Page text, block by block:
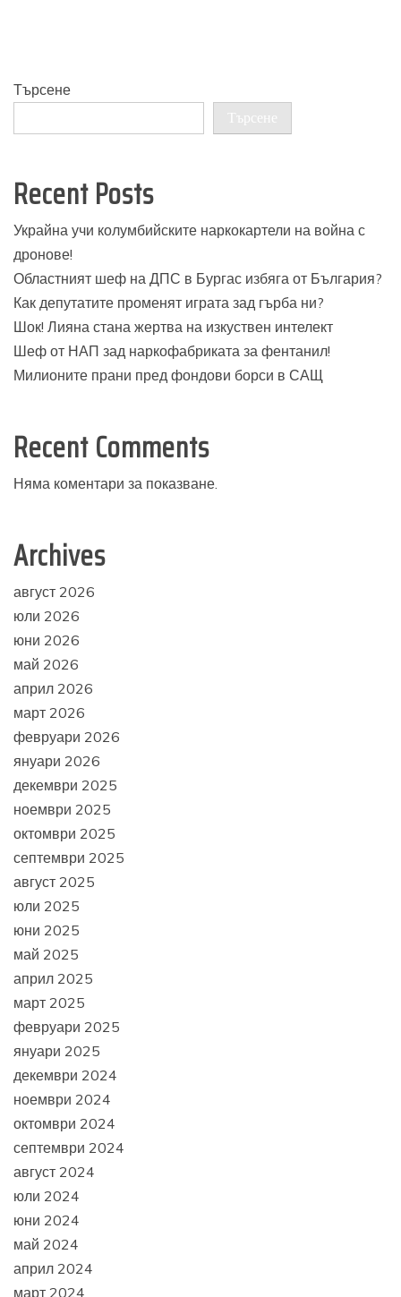
Търсене
Търсене
Recent Posts
Украйна учи колумбийските наркокартели на война с
дронове!
Областният шеф на ДПС в Бургас избяга от България?
Как депутатите променят играта зад гърба ни?
Шок! Лияна стана жертва на изкуствен интелект
Шеф от НАП зад наркофабриката за фентанил!
Милионите прани пред фондови борси в САЩ
Recent Comments
Няма коментари за показване.
Archives
август 2026
юли 2026
юни 2026
май 2026
април 2026
март 2026
февруари 2026
януари 2026
декември 2025
ноември 2025
октомври 2025
септември 2025
август 2025
юли 2025
юни 2025
май 2025
април 2025
март 2025
февруари 2025
януари 2025
декември 2024
ноември 2024
октомври 2024
септември 2024
август 2024
юли 2024
юни 2024
май 2024
април 2024
март 2024